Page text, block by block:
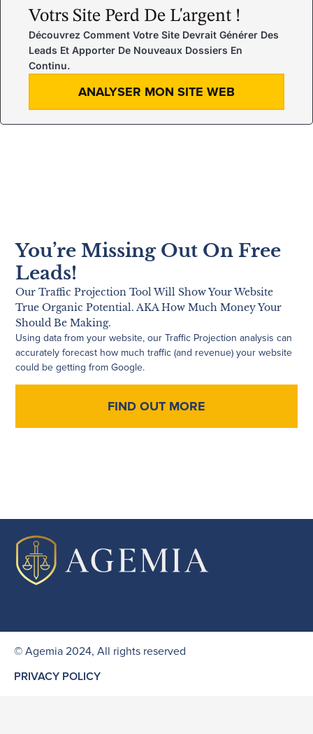
Votrs Site Perd De L'argent !
Découvrez Comment Votre Site Devrait Générer Des
Leads Et Apporter De Nouveaux Dossiers En
Continu.
ANALYSER MON SITE WEB
You’re Missing Out On Free
Leads!
Our Traffic Projection Tool Will Show Your Website
True Organic Potential. AKA How Much Money Your
Should Be Making.
Using data from your website, our Traffic Projection analysis can
accurately forecast how much traffic (and revenue) your website
could be getting from Google.
FIND OUT MORE
© Agemia 2024, All rights reserved
PRIVACY POLICY